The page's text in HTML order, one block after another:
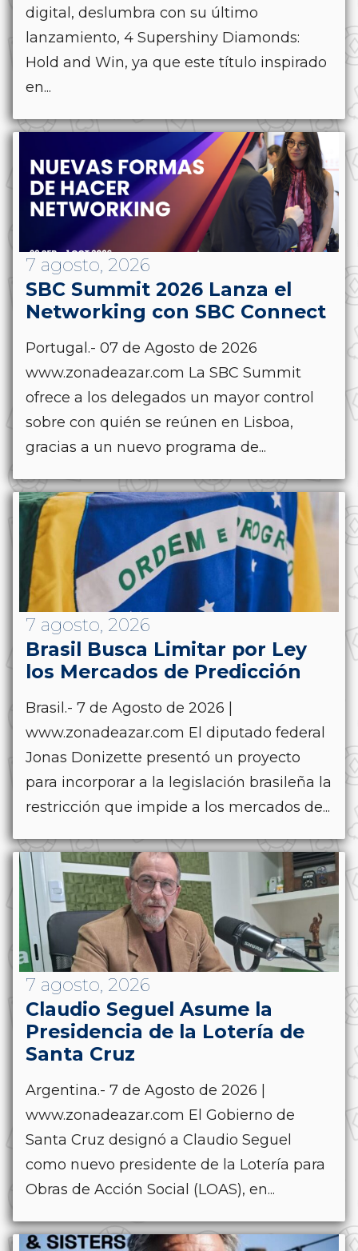
digital, deslumbra con su último
lanzamiento, 4 Supershiny Diamonds:
Hold and Win, ya que este título inspirado
en...
7 agosto, 2026
SBC Summit 2026 Lanza el
Networking con SBC Connect
Portugal.- 07 de Agosto de 2026
www.zonadeazar.com La SBC Summit
ofrece a los delegados un mayor control
sobre con quién se reúnen en Lisboa,
gracias a un nuevo programa de...
7 agosto, 2026
Brasil Busca Limitar por Ley
los Mercados de Predicción
Brasil.- 7 de Agosto de 2026 |
www.zonadeazar.com El diputado federal
Jonas Donizette presentó un proyecto
para incorporar a la legislación brasileña la
restricción que impide a los mercados de...
7 agosto, 2026
Claudio Seguel Asume la
Presidencia de la Lotería de
Santa Cruz
Argentina.- 7 de Agosto de 2026 |
www.zonadeazar.com El Gobierno de
Santa Cruz designó a Claudio Seguel
como nuevo presidente de la Lotería para
Obras de Acción Social (LOAS), en...